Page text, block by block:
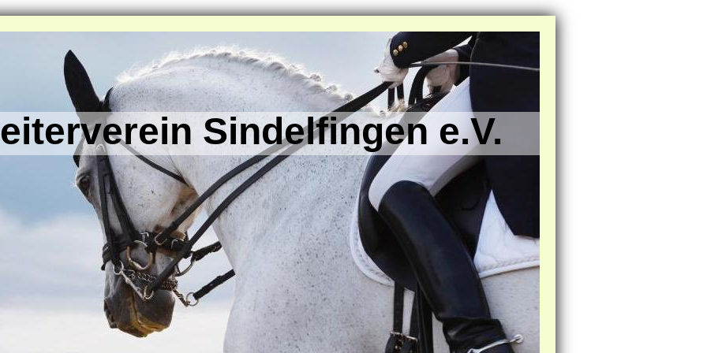
Sindelfingen e.V.